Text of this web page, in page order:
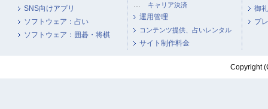
SNS向けアプリ
ソフトウェア：占い
ソフトウェア：囲碁・将棋
… キャリア決済
運用管理
コンテンツ提供、占いレンタル
サイト制作料金
御礼
プ
Copyright